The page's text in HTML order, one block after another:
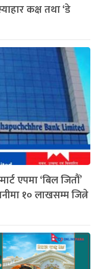
कक्ष तथा ‘डे
एपमा ‘बिल जितौं’
१० लाखसम्म जित्ने